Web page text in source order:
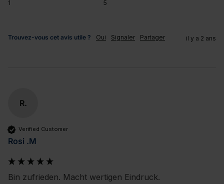
1 5
Trouvez-vous cet avis utile ? Oui Signaler Partager il y a 2 ans
R.
Verified Customer
Rosi .M
Bin zufrieden. Macht wertigen Eindruck.